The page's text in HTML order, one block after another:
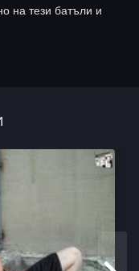
на тези батъли и